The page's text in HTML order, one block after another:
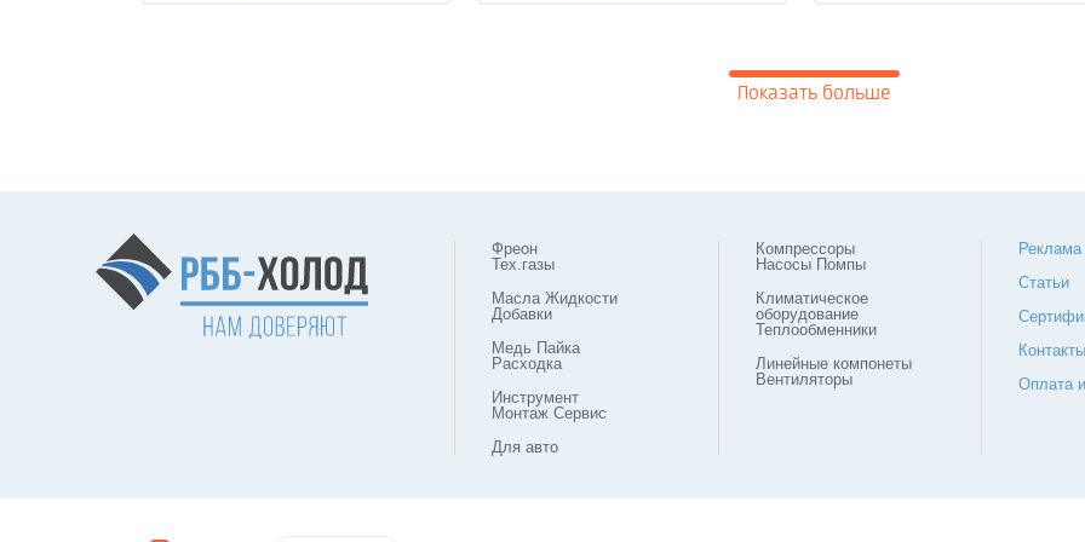
Показать больше
Фреон
Тех.газы
Масла Жидкости
Добавки
Медь Пайка
Расходка
Инструмент
Монтаж Сервис
Для авто
Компрессоры
Насосы Помпы
Климатическое
оборудование
Теплообменники
Линейные компонеты
Вентиляторы
Реклама
Статьи
Контакты
Оплата